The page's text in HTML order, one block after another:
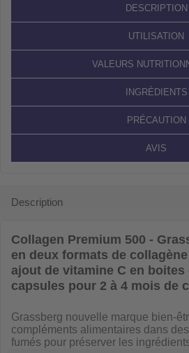
DESCRIPTION
UTILISATION
VALEURS
INGRÉDIENTS
PRÉCAUTION
AVIS
Description
Collagen Premium 500 -
en deux formats de
ajout de vitamine C en boites
capsules pour 2 à 4 mois de
Grassberg nouvelle marque bien-
compléments alimentaires dans
fumés pour préserver les